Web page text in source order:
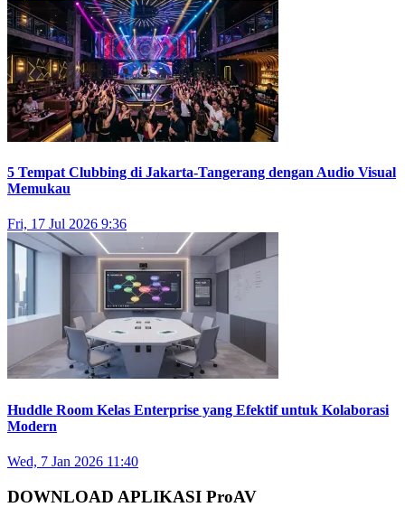
5 Tempat Clubbing di Jakarta-Tangerang dengan Audio Visual
Memukau
Fri, 17 Jul 2026 9:36
Huddle Room Kelas Enterprise yang Efektif untuk Kolaborasi
Modern
Wed, 7 Jan 2026 11:40
DOWNLOAD APLIKASI ProAV